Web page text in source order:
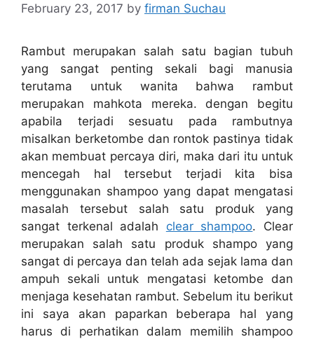
February 23, 2017 by firman Suchau
Rambut merupakan salah satu bagian tubuh
yang sangat penting sekali bagi manusia
terutama untuk wanita bahwa rambut
merupakan mahkota mereka. dengan begitu
apabila terjadi sesuatu pada rambutnya
misalkan berketombe dan rontok pastinya tidak
akan membuat percaya diri, maka dari itu untuk
mencegah hal tersebut terjadi kita bisa
menggunakan shampoo yang dapat mengatasi
masalah tersebut salah satu produk yang
sangat terkenal adalah clear shampoo. Clear
merupakan salah satu produk shampo yang
sangat di percaya dan telah ada sejak lama dan
ampuh sekali untuk mengatasi ketombe dan
menjaga kesehatan rambut. Sebelum itu berikut
ini saya akan paparkan beberapa hal yang
harus di perhatikan dalam memilih shampoo